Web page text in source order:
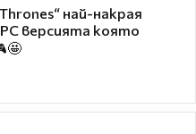
най-накрая
версията която